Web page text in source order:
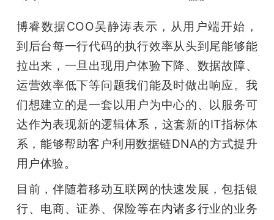
博睿数据COO吴静涛表示，从用户端开始，
到后台每一行代码的执行效率从头到尾能够能
拉出来，一旦出现用户体验下降、数据故障、
运营效率低下等问题我们能及时做出响应。我
们想建立的是一套以用户为中心的、以服务可
达作为表现新的逻辑体系，这套新的IT指标体
系，能够帮助客户利用数据链DNA的方式提升
用户体验。
目前，伴随着移动互联网的快速发展，包括银
行、电商、证券、保险等在内诸多行业的业务